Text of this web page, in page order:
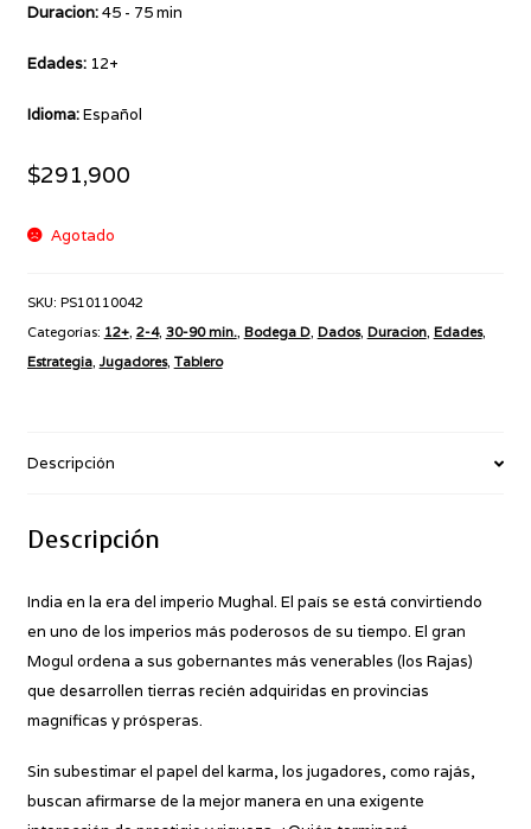
Duracion:45 - 75 min
Edades: 12+
Idioma:Español
$291,900
Agotado
SKU: PS10110042
Categorías: 12+, 2-4, 30-90 min., Bodega D, Dados, Duracion, Edades,
Estrategia, Jugadores, Tablero
Descripción
Descripción
India en la era del imperio Mughal. El país se está convirtiendo
en uno de los imperios más poderosos de su tiempo. El gran
Mogul ordena a sus gobernantes más venerables (los Rajas)
que desarrollen tierras recién adquiridas en provincias
magníficas y prósperas.
Sin subestimar el papel del karma, los jugadores, como rajás,
buscan afirmarse de la mejor manera en una exigente